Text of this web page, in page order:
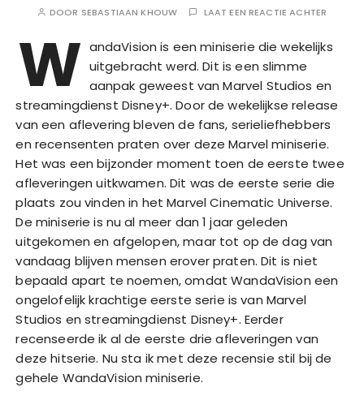
DOOR SEBASTIAAN KHOUW LAAT EEN REACTIE ACHTER
W andaVision is een miniserie die wekelijks
uitgebracht werd. Dit is een slimme
aanpak geweest van Marvel Studios en
streamingdienst Disney+. Door de wekelijkse release
van een aflevering bleven de fans, serieliefhebbers
en recensenten praten over deze Marvel miniserie.
Het was een bijzonder moment toen de eerste twee
afleveringen uitkwamen. Dit was de eerste serie die
plaats zou vinden in het Marvel Cinematic Universe.
De miniserie is nu al meer dan 1 jaar geleden
uitgekomen en afgelopen, maar tot op de dag van
vandaag blijven mensen erover praten. Dit is niet
bepaald apart te noemen, omdat WandaVision een
ongelofelijk krachtige eerste serie is van Marvel
Studios en streamingdienst Disney+. Eerder
recenseerde ik al de eerste drie afleveringen van
deze hitserie. Nu sta ik met deze recensie stil bij de
gehele WandaVision miniserie.